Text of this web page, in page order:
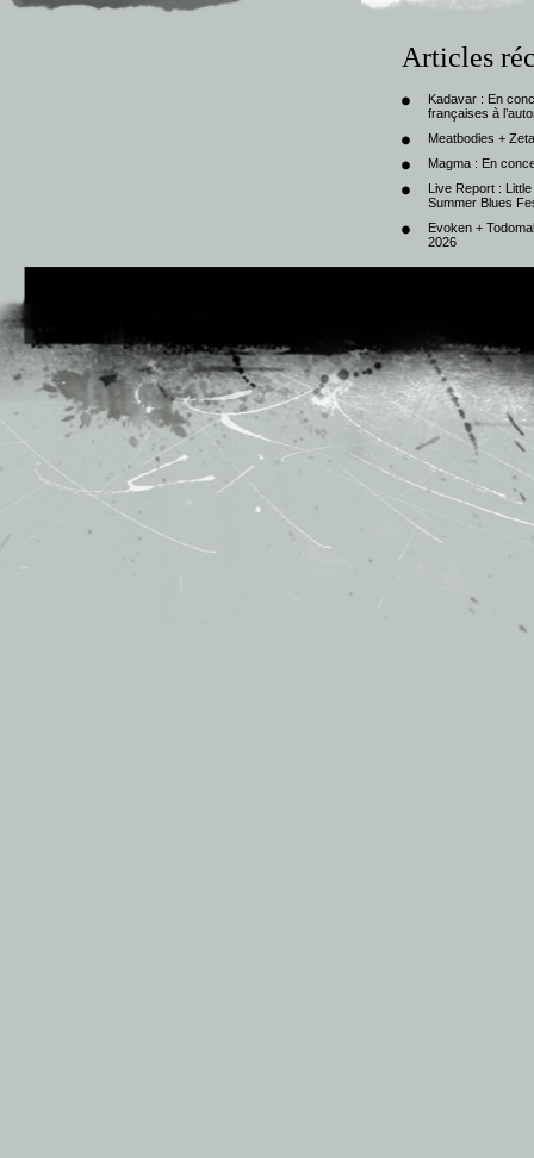
Articles
Kadavar : En
françaises à
Meatbodies +
Magma : En
Live Report :
Summer Blues
Evoken +
2026